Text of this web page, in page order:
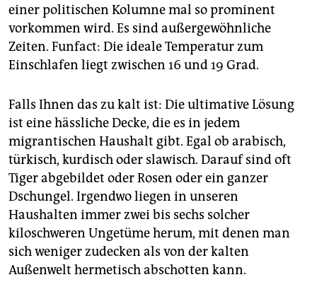
einer politischen Kolumne mal so prominent
vorkommen wird. Es sind außergewöhnliche
Zeiten. Funfact: Die ideale Temperatur zum
Einschlafen liegt zwischen 16 und 19 Grad.
Falls Ihnen das zu kalt ist: Die ultimative Lösung
ist eine hässliche Decke, die es in jedem
migrantischen Haushalt gibt. Egal ob arabisch,
türkisch, kurdisch oder slawisch. Darauf sind oft
Tiger abgebildet oder Rosen oder ein ganzer
Dschungel. Irgendwo liegen in unseren
Haushalten immer zwei bis sechs solcher
kiloschweren Ungetüme herum, mit denen man
sich weniger zudecken als von der kalten
Außenwelt hermetisch abschotten kann.